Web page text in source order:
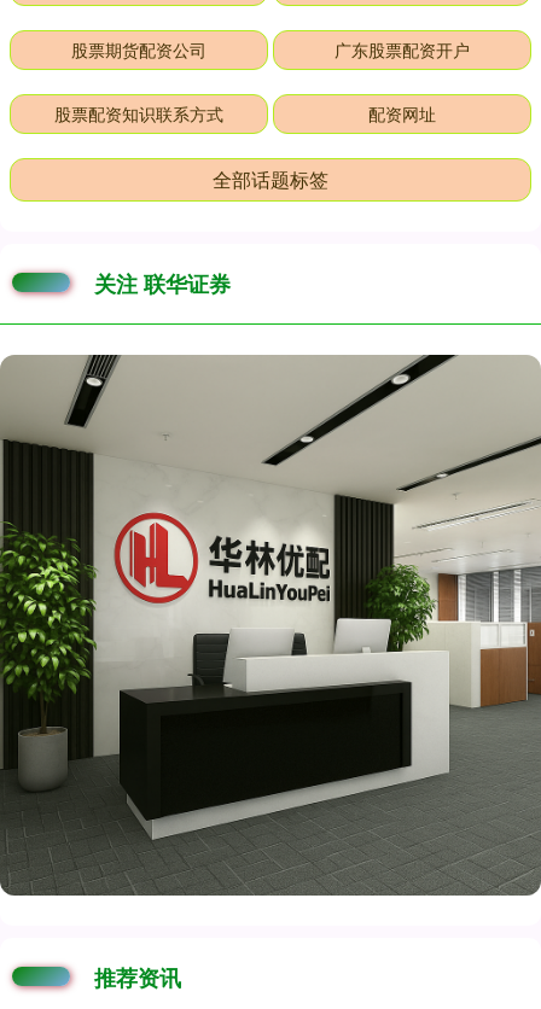
股票期货配资公司 广东股票配资开户
股票配资知识联系方式 配资网址
全部话题标签
关注 联华证券
推荐资讯